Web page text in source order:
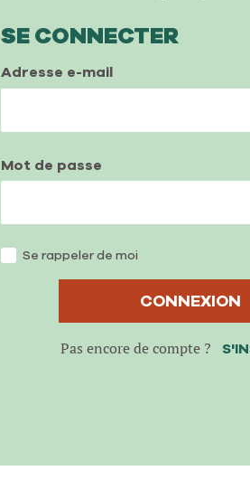
SE CONNECTER
Adresse e-mail
Mot de passe
Se rappeler de moi
CONNEXION
Pas encore de compte ?